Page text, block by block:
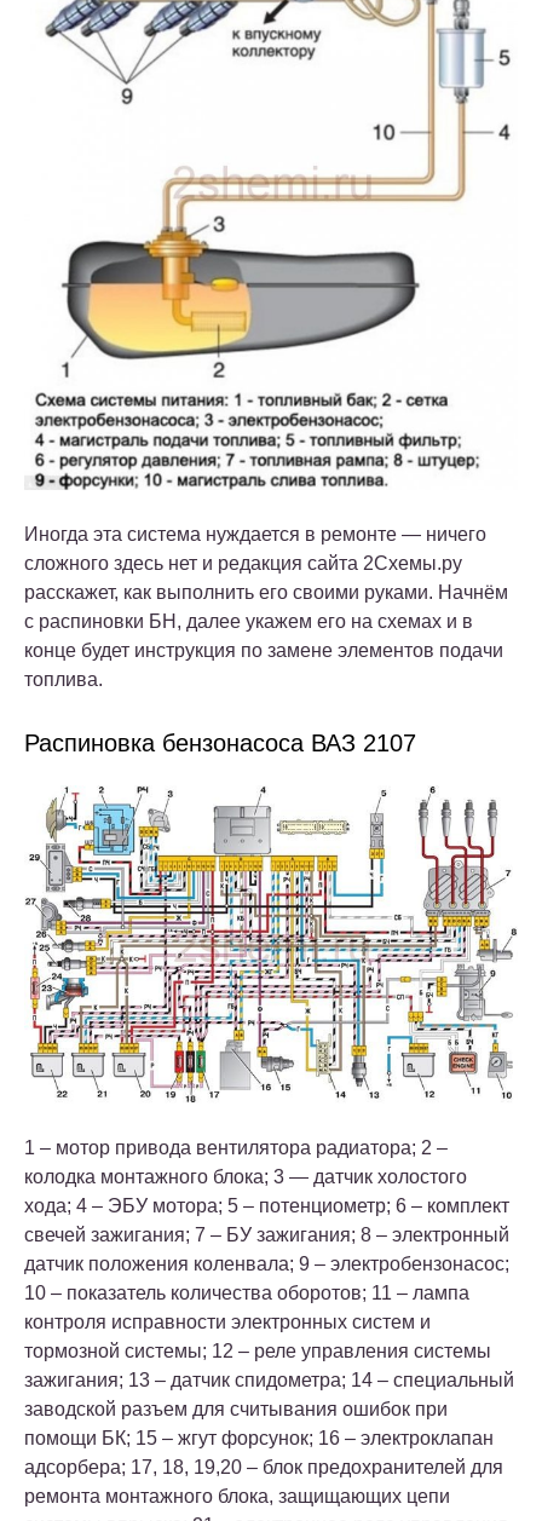
Иногда эта система нуждается в ремонте — ничего
сложного здесь нет и редакция сайта 2Схемы.ру
расскажет, как выполнить его своими руками. Начнём
с распиновки БН, далее укажем его на схемах и в
конце будет инструкция по замене элементов подачи
топлива.
Распиновка бензонасоса ВАЗ 2107
1 – мотор привода вентилятора радиатора; 2 –
колодка монтажного блока; 3 — датчик холостого
хода; 4 – ЭБУ мотора; 5 – потенциометр; 6 – комплект
свечей зажигания; 7 – БУ зажигания; 8 – электронный
датчик положения коленвала; 9 – электробензонасос;
10 – показатель количества оборотов; 11 – лампа
контроля исправности электронных систем и
тормозной системы; 12 – реле управления системы
зажигания; 13 – датчик спидометра; 14 – специальный
заводской разъем для считывания ошибок при
помощи БК; 15 – жгут форсунок; 16 – электроклапан
адсорбера; 17, 18, 19,20 – блок предохранителей для
ремонта монтажного блока, защищающих цепи